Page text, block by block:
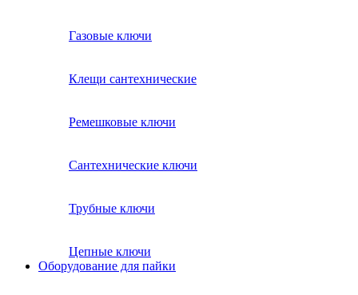
Газовые ключи
Клещи сантехнические
Ремешковые ключи
Сантехнические ключи
Трубные ключи
Цепные ключи
Оборудование для пайки